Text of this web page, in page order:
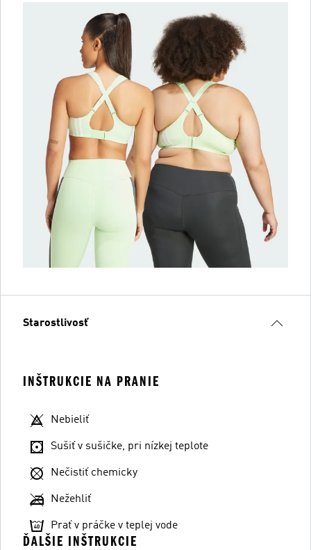
Starostlivosť
INŠTRUKCIE NA PRANIE
Nebieliť
Sušiť v sušičke, pri nízkej teplote
Nečistiť chemicky
Nežehliť
Prať v práčke v teplej vode
ĎALŠIE INŠTRUKCIE